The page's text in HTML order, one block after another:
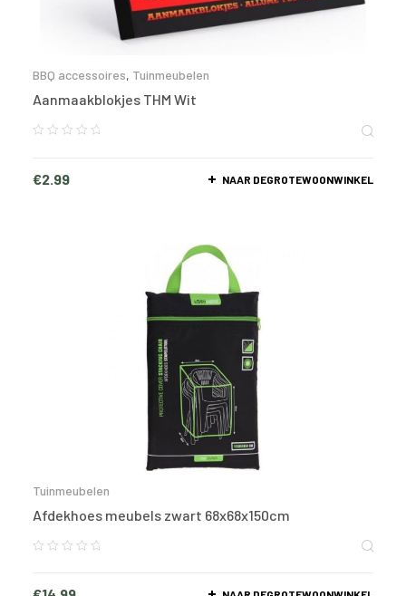
BBQ accessoires, Tuinmeubelen
Aanmaakblokjes THM Wit
€2.99 NAAR DEGROTEWOONWINKEL
Tuinmeubelen
Afdekhoes meubels zwart 68x68x150cm